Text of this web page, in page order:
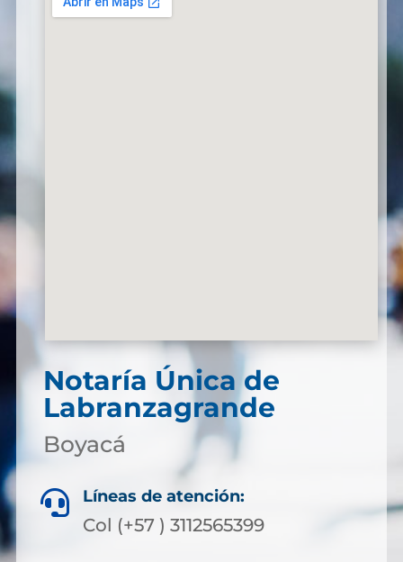
Notaría Única de
Labranzagrande
Boyacá
 Líneas de atención:
Col (+57 ) 3112565399